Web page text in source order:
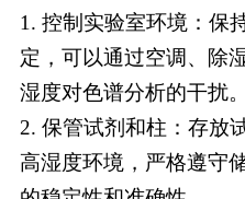
1. 控制实验室环境：保
定，可以通过空调、除
湿度对色谱分析的干扰。
2. 保管试剂和柱：存放
高湿度环境，严格遵守